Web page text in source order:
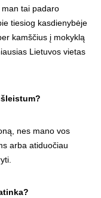
tai padaro
tiesiog kasdienybėje
kamščius į mokyklą
Lietuvos vietas
nes mano vos
arba atiduočiau